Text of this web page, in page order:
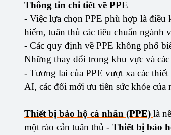
Thông tin chi tiết về PPE
- Việc lựa chọn PPE phù hợp là
hiểm, tuân thủ các tiêu chuẩn ngành
- Các quy định về PPE không phổ
Những thay đổi trong khu vực và
- Tương lai của PPE vượt xa các
AI, các đổi mới ưu tiên sức khỏe
Thiết bị bảo hộ cá nhân (PPE) là
một rào cản tuân thủ - Thiết bị bảo